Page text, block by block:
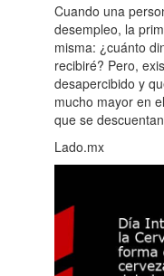
Cuando una
desempleo, la
misma: ¿cuánto
recibiré? Pero,
desapercibido y
mucho mayor en
que se
Lado.mx